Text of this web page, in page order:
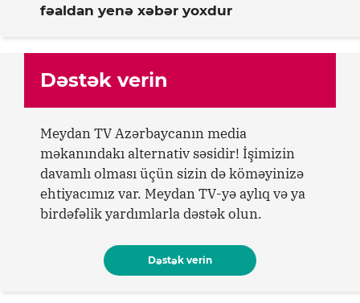
fəaldan yenə xəbər yoxdur
Dəstək verin
Meydan TV Azərbaycanın media
məkanındakı alternativ səsidir! İşimizin
davamlı olması üçün sizin də köməyinizə
ehtiyacımız var. Meydan TV-yə aylıq və ya
birdəfəlik yardımlarla dəstək olun.
Dəstək verin